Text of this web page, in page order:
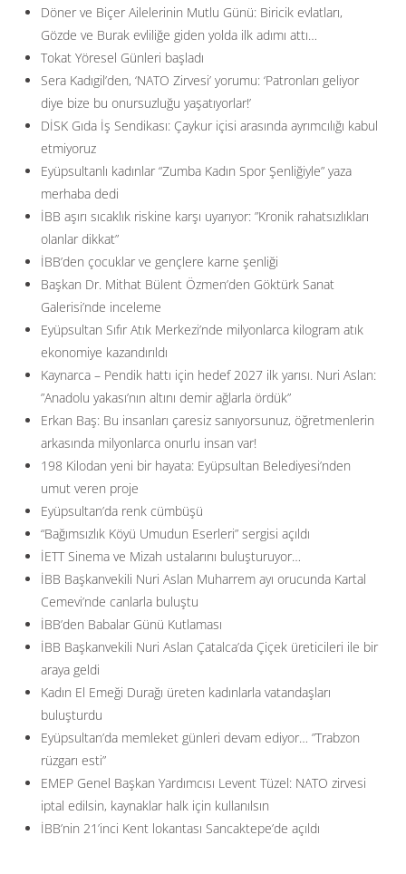
Döner ve Biçer Ailelerinin Mutlu Günü: Biricik evlatları,
Gözde ve Burak evliliğe giden yolda ilk adımı attı…
Tokat Yöresel Günleri başladı
Sera Kadıgil’den, ‘NATO Zirvesi’ yorumu: ‘Patronları geliyor
diye bize bu onursuzluğu yaşatıyorlar!’
DİSK Gıda İş Sendikası: Çaykur içisi arasında ayrımcılığı kabul
etmiyoruz
Eyüpsultanlı kadınlar “Zumba Kadın Spor Şenliğiyle” yaza
merhaba dedi
İBB aşırı sıcaklık riskine karşı uyarıyor: ”Kronik rahatsızlıkları
olanlar dikkat”
İBB’den çocuklar ve gençlere karne şenliği
Başkan Dr. Mithat Bülent Özmen’den Göktürk Sanat
Galerisi’nde inceleme
Eyüpsultan Sıfır Atık Merkezi’nde milyonlarca kilogram atık
ekonomiye kazandırıldı
Kaynarca – Pendik hattı için hedef 2027 ilk yarısı. Nuri Aslan:
”Anadolu yakası’nın altını demir ağlarla ördük”
Erkan Baş: Bu insanları çaresiz sanıyorsunuz, öğretmenlerin
arkasında milyonlarca onurlu insan var!
198 Kilodan yeni bir hayata: Eyüpsultan Belediyesi’nden
umut veren proje
Eyüpsultan’da renk cümbüşü
“Bağımsızlık Köyü Umudun Eserleri” sergisi açıldı
İETT Sinema ve Mizah ustalarını buluşturuyor…
İBB Başkanvekili Nuri Aslan Muharrem ayı orucunda Kartal
Cemevi’nde canlarla buluştu
İBB’den Babalar Günü Kutlaması
İBB Başkanvekili Nuri Aslan Çatalca’da Çiçek üreticileri ile bir
araya geldi
Kadın El Emeği Durağı üreten kadınlarla vatandaşları
buluşturdu
Eyüpsultan’da memleket günleri devam ediyor… ”Trabzon
rüzgarı esti”
EMEP Genel Başkan Yardımcısı Levent Tüzel: NATO zirvesi
iptal edilsin, kaynaklar halk için kullanılsın
İBB’nin 21’inci Kent lokantası Sancaktepe’de açıldı